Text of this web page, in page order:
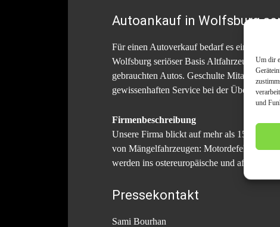
Um dir
und
Autoankauf in Wolfsburg
Für einen Autoverkauf bedarf es eines
Wolfsburg seriöser Basis Altfahrzeuge
gebrauchten Autos. Geschulte Mitarbeiter
gewissenhaften Service bei der Übergabe
Firmenbeschreibung
Unsere Firma blickt auf mehr als 15 Jahre
von Mängelfahrzeugen: Motordefekt,
werden ins ostereuropäische und
Pressekontakt
Sami Bourhan